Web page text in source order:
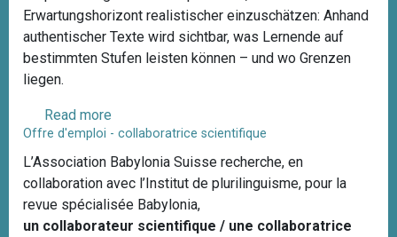
Erwartungshorizont realistischer einzuschätzen: Anhand
authentischer Texte wird sichtbar, was Lernende auf
bestimmten Stufen leisten können – und wo Grenzen
liegen.
Read more
b
o
u
t
S
Offre d'emploi - collaboratrice scientifique
L’Association Babylonia Suisse recherche, en
collaboration avec l’Institut de plurilinguisme, pour la
revue spécialisée Babylonia,
un collaborateur scientifique / une collaboratrice